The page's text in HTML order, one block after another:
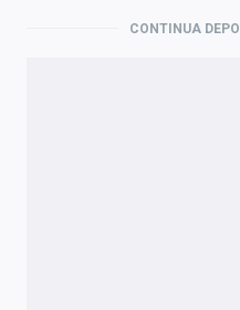
CONTINUA